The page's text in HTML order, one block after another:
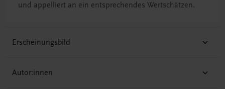
und appelliert an ein entsprechendes Wertschätzen.
Erscheinungsbild
Autor:innen